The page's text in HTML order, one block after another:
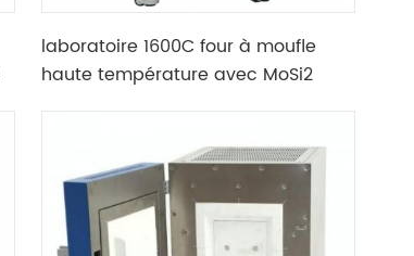
laboratoire 1600C four à moufle
haute température avec MoSi2